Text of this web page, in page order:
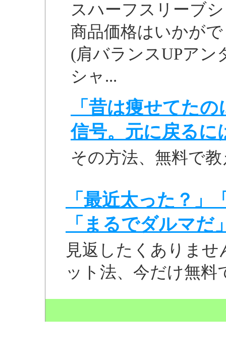
スハーフスリーブ
商品価格はいかが
(肩バランスUPアン
シャ...
「昔は痩せてた
信号。元に戻るに
その方法、無料で
「最近太った？
「まるでダルマだ
見返したくありま
ット法、今だけ無料